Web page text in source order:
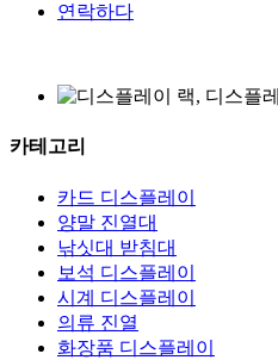
연락하다
카테고리
카드 디스플레이
양말 진열대
낚싯대 받침대
보석 디스플레이
시계 디스플레이
의류 진열
화장품 디스플레이